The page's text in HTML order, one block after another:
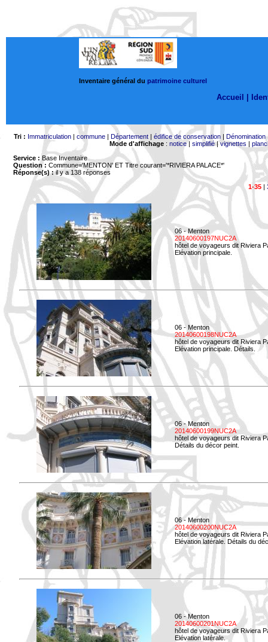
Inventaire général du patrimoine culturel
Accueil |
Tri : Immatriculation| commune| Département| édifice de conservation| Dénomination
Mode d'affichage: notice| simplifié|vignettes |
Service : Base Inventaire
Question : Commune='MENTON' ET Titre courant='*RIVIERA PALACE*'
Réponse(s) :il y a 138 réponses
1-35|
06 - Menton
20140600197NUC2A
hôtel de voyageurs dit Riviera
Elévation principale.
06 - Menton
20140600198NUC2A
hôtel de voyageurs dit Riviera
Elévation principale. Détails.
06 - Menton
20140600199NUC2A
hôtel de voyageurs dit Riviera
Détails du décor peint.
06 - Menton
20140600200NUC2A
hôtel de voyageurs dit Riviera
Elévation latérale. Détails du
06 - Menton
20140600201NUC2A
hôtel de voyageurs dit Riviera
Elévation latérale.